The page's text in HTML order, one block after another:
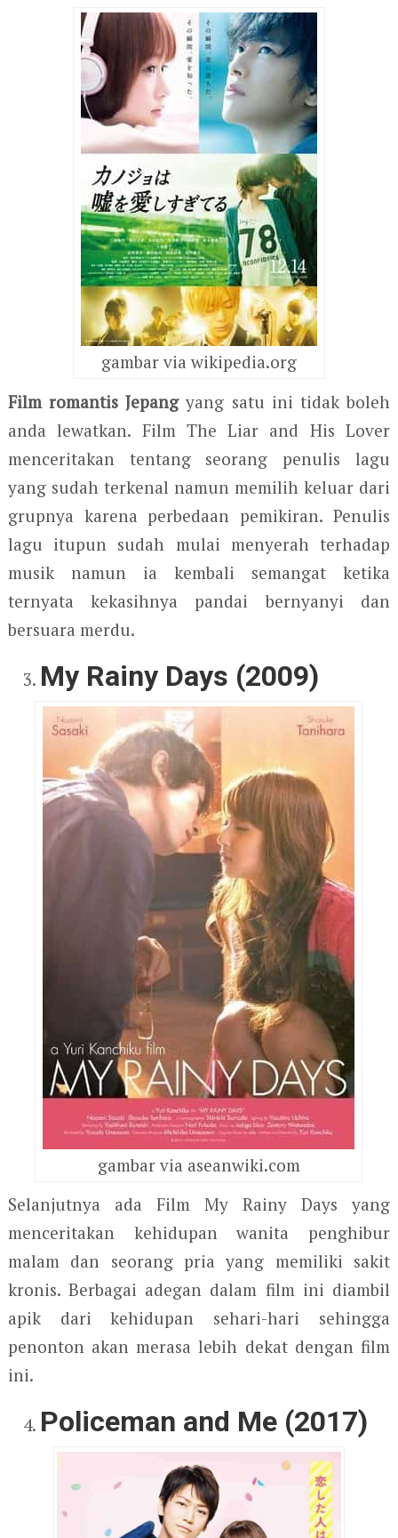
gambar via wikipedia.org
Film romantis Jepangyang satu ini tidak boleh
anda lewatkan. Film The Liar and His Lover
menceritakan tentang seorang penulis lagu
yang sudah terkenal namun memilih keluar dari
grupnya karena perbedaan pemikiran. Penulis
lagu itupun sudah mulai menyerah terhadap
musik namun ia kembali semangat ketika
ternyata kekasihnya pandai bernyanyi dan
bersuara merdu.
My Rainy Days (2009)
gambar via aseanwiki.com
Selanjutnya ada Film My Rainy Days yang
menceritakan kehidupan wanita penghibur
malam dan seorang pria yang memiliki sakit
kronis. Berbagai adegan dalam film ini diambil
apik dari kehidupan sehari-hari sehingga
penonton akan merasa lebih dekat dengan film
ini.
Policeman and Me (2017)